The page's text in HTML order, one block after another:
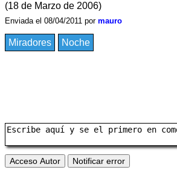
(18 de Marzo de 2006)
Enviada el 08/04/2011 por mauro
Miradores Noche